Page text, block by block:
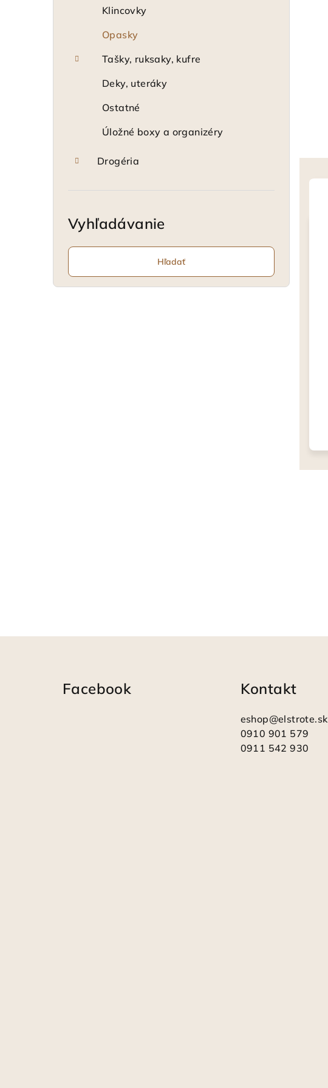
Klincovky
Opasky
Tašky, ruksaky, kufre
Deky, uteráky
Ostatné
Úložné boxy a organizéry
Drogéria
Vyhľadávanie
Hľadať
Facebook Kontakt
eshop@elstrote.sk
0910 901 579
0911 542 930